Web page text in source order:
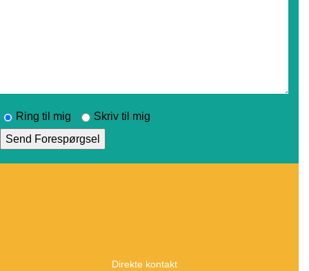
Ring til mig Skriv til mig
Direkte kontakt